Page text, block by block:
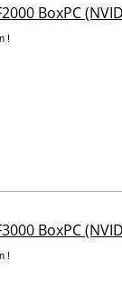
BoxPC
!
BoxPC
!